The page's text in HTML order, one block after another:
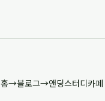
홈→블로그→